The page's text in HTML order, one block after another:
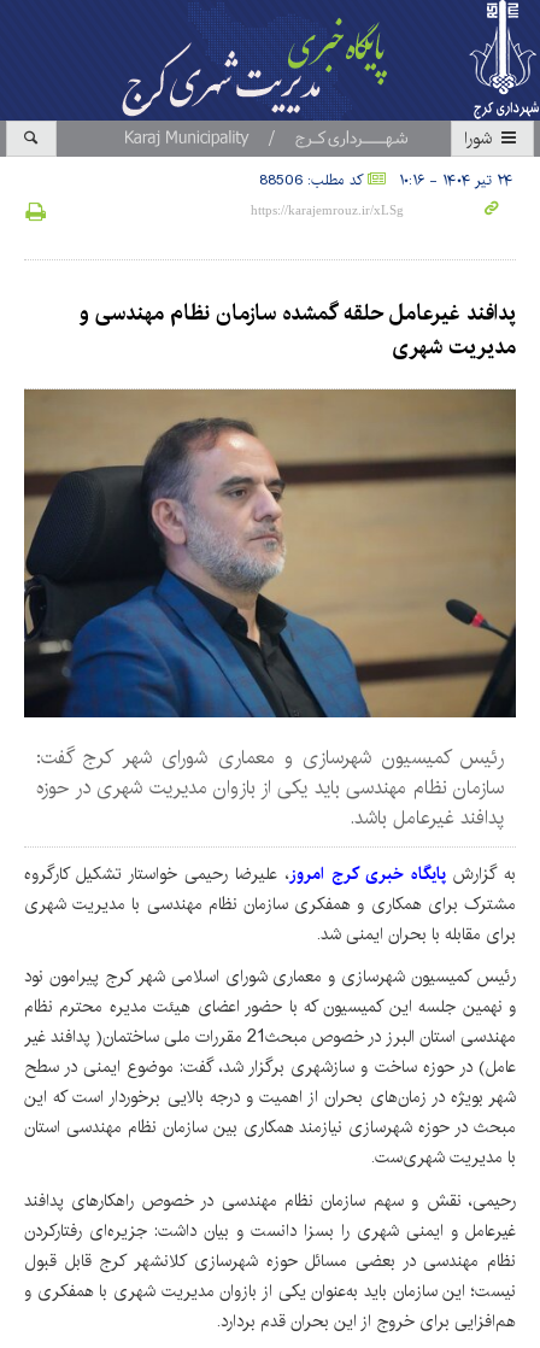
شورا
۲۴ تیر ۱۴۰۴ - ۱۰:۱۶ کد مطلب: 88506
پدافند غیرعامل حلقه گمشده سازمان نظام مهندسی و
مدیریت شهری
رئیس کمیسیون شهرسازی و معماری شورای شهر کرج گفت:
سازمان نظام مهندسی باید یکی از بازوان مدیریت شهری در حوزه
پدافند غیرعامل باشد.
به گزارشپایگاه خبری کرج امروز، علیرضا رحیمی خواستار تشکیل کارگروه
مشترک برای همکاری و همفکری سازمان نظام مهندسی با مدیریت شهری
برای مقابله با بحران ایمنی شد.
رئیس کمیسیون شهرسازی و معماری شورای اسلامی شهر کرج پیرامون نود
و نهمین جلسه این کمیسیون که با حضور اعضای هیئت مدیره محترم نظام
مهندسی استان البرز در خصوص مبحث21 مقررات ملی ساختمان( پدافند غیر
عامل) در حوزه ساخت و سازشهری برگزار شد، گفت: موضوع ایمنی در سطح
شهر بویژه در زمان‌های بحران از اهمیت و درجه بالایی برخوردار است که این
مبحث در حوزه شهرسازی نیازمند همکاری بین سازمان نظام مهندسی استان
با مدیریت شهری‌ست.
رحیمی، نقش و سهم سازمان نظام مهندسی در خصوص راهکارهای پدافند
غیرعامل و ایمنی شهری را بسزا دانست و بیان داشت: جزیره‌ای رفتارکردن
نظام مهندسی در بعضی مسائل حوزه شهرسازی کلانشهر کرج قابل قبول
نیست؛ این سازمان باید به‌عنوان یکی از بازوان مدیریت شهری با همفکری و
هم‌افزایی برای خروج از این بحران قدم بردارد.